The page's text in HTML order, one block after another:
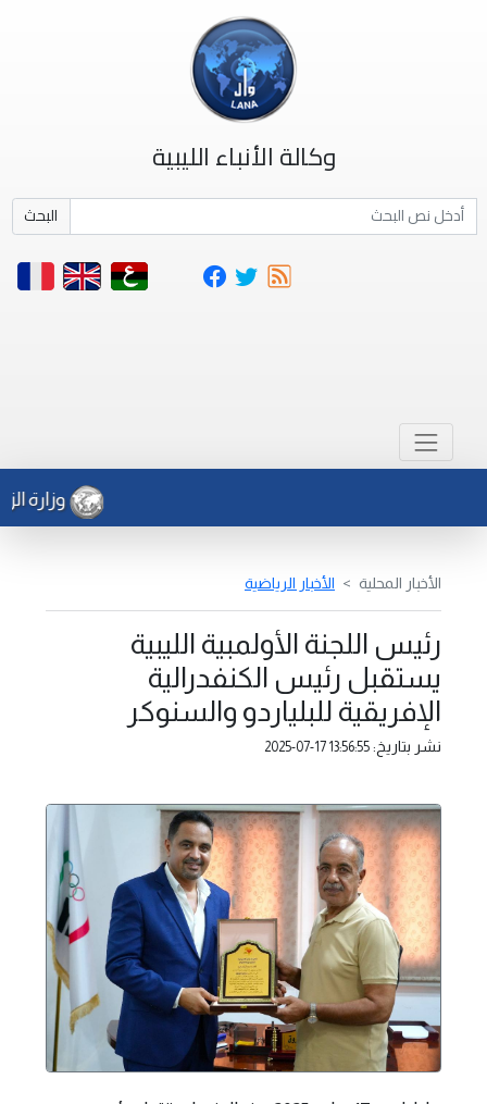
وكالة الأنباء الليبية
البحث
وزارة
الأخبار المحلية الأخبار الرياضية
رئيس اللجنة الأولمبية الليبية
يستقبل رئيس الكنفدرالية
الإفريقية للبلياردو والسنوكر
نشر بتاريخ: 2025-07-17 13:56:55